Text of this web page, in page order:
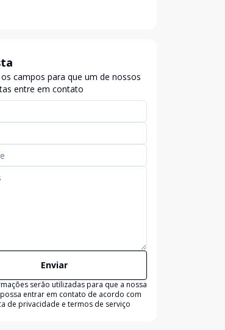
campos para que um de nossos
entre em contato
Enviar
serão utilizadas para que a nossa
entrar em contato de acordo com
de privacidade e termos de serviço